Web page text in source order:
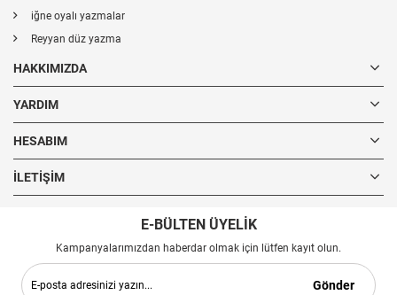
iğne oyalı yazmalar
Reyyan düz yazma
HAKKIMIZDA
YARDIM
HESABIM
İLETIŞIM
E-BÜLTEN ÜYELİK
Kampanyalarımızdan haberdar olmak için lütfen kayıt olun.
Gönder